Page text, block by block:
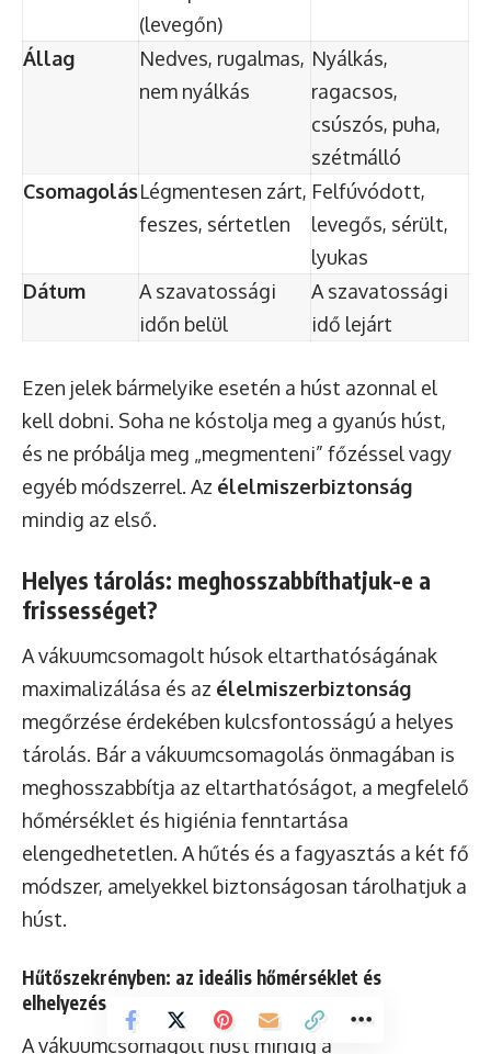
(levegőn)
Állag
Nedves, rugalmas,
nem nyálkás
Nyálkás,
ragacsos,
csúszós, puha,
szétmálló
CsomagolásLégmentesen zárt,
feszes, sértetlen
Felfúvódott,
levegős, sérült,
lyukas
Dátum
A szavatossági
időn belül
A szavatossági
idő lejárt
Ezen jelek bármelyike esetén a húst azonnal el
kell dobni. Soha ne kóstolja meg a gyanús húst,
és ne próbálja meg „megmenteni” főzéssel vagy
egyéb módszerrel. Az élelmiszerbiztonság
mindig az első.
Helyes tárolás: meghosszabbíthatjuk-e a
frissességet?
A vákuumcsomagolt húsok eltarthatóságának
maximalizálása és az élelmiszerbiztonság
megőrzése érdekében kulcsfontosságú a helyes
tárolás. Bár a vákuumcsomagolás önmagában is
meghosszabbítja az eltarthatóságot, a megfelelő
hőmérséklet és higiénia fenntartása
elengedhetetlen. A hűtés és a fagyasztás a két fő
módszer, amelyekkel biztonságosan tárolhatjuk a
húst.
Hűtőszekrényben: az ideális hőmérséklet és
elhelyezés
A vákuumcsomagolt húst mindig a